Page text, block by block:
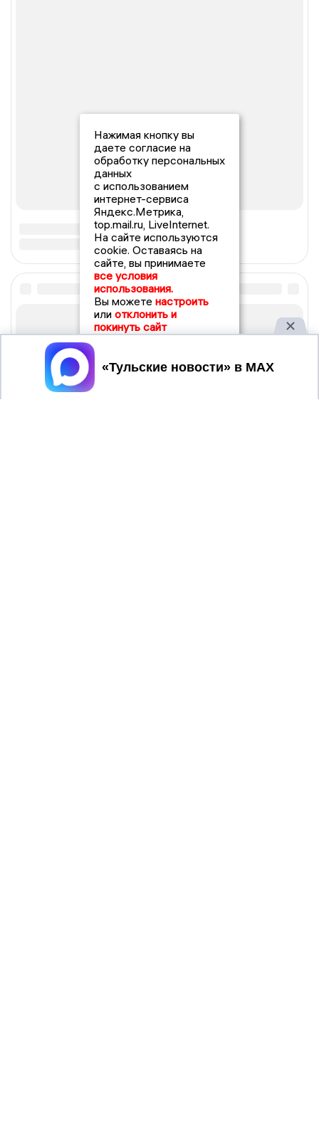
Нажимая кнопку вы
даете согласие на
обработку персональных
данных
с использованием
интернет-сервиса
Яндекс.Метрика,
top.mail.ru, LiveInternet.
На сайте используются
cookie. Оставаясь на
сайте, вы принимаете
все условия
использования.
Вы можете настроить
или отклонить и
покинуть сайт
Принять